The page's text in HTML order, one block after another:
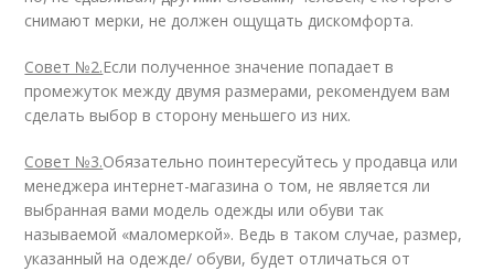
снимают мерки, не должен ощущать дискомфорта.
Совет №2.Если полученное значение попадает в
промежуток между двумя размерами, рекомендуем вам
сделать выбор в сторону меньшего из них.
Совет №3.Обязательно поинтересуйтесь у продавца или
менеджера интернет-магазина о том, не является ли
выбранная вами модель одежды или обуви так
называемой «маломеркой». Ведь в таком случае, размер,
указанный на одежде/ обуви, будет отличаться от